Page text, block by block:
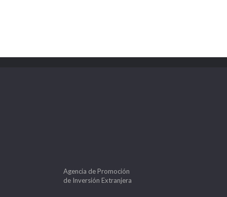
Agencia de Promoción
de Inversión Extranjera